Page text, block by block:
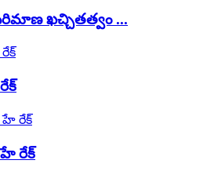
ఖచ్చితత్వం ...
రేక్